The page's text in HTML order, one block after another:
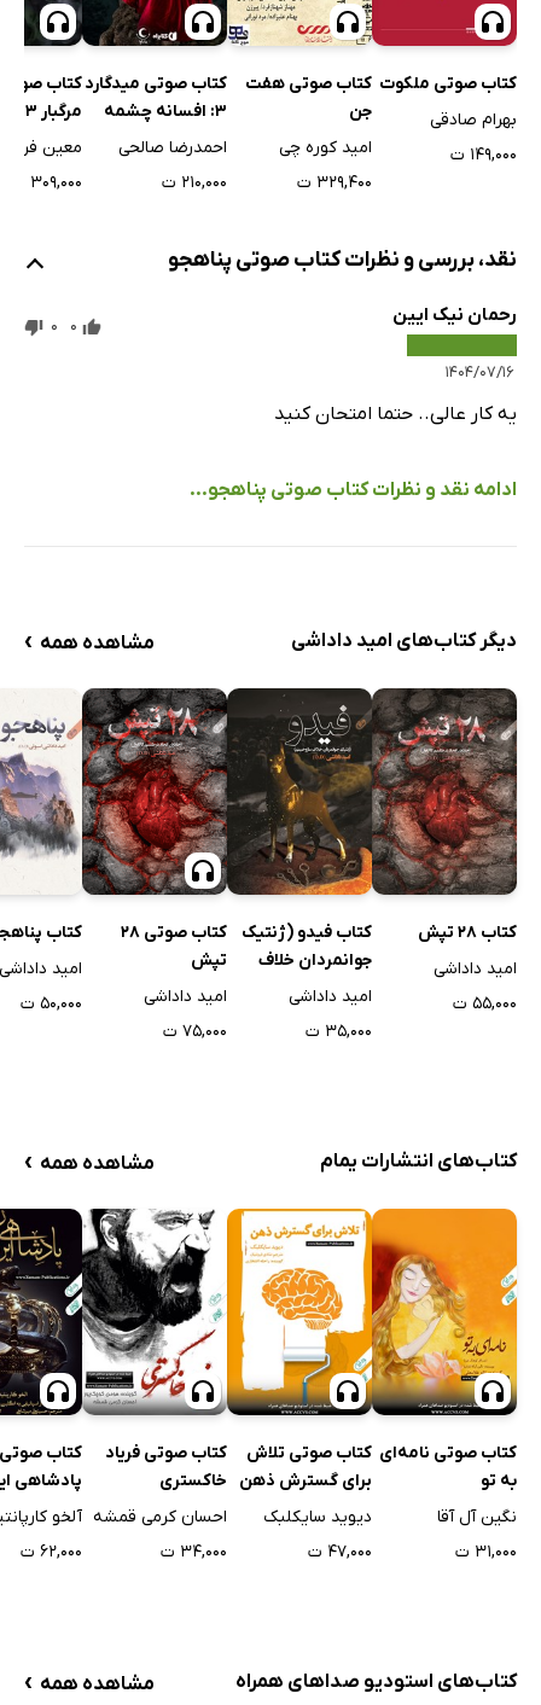
کتاب صوتی ملکوت
بهرام صادقی
۱۴۹,۰۰۰ ت
کتاب صوتی هفت
جن
امید کوره چی
۳۲۹,۴۰۰ ت
کتاب صوتی میدگارد
3: افسانه چشمه
کوه مشرق
احمدرضا صالحی
۲۱۰,۰۰۰ ت
کتاب
مرگبار 3: سه 2
معین فرد
۳۰۹,۰۰۰ ت
نقد، بررسی و نظرات کتاب صوتی پناهجو
رحمان نیک ایین
۱۴۰۴/۰۷/۱۶
0
0
یه کار عالی.. حتما امتحان کنید
ادامه نقد و نظرات کتاب صوتی پناهجو...
دیگر کتاب‌های امید داداشی مشاهده همه ›
کتاب 28 تپش
امید داداشی
۵۵,۰۰۰ ت
کتاب فیدو (ژنتیک
جوانمردان خلاف
مازوخیسم)
امید داداشی
۳۵,۰۰۰ ت
کتاب صوتی 28
تپش
امید داداشی
۷۵,۰۰۰ ت
کتاب
امید داداشی
۵۰,۰۰۰ ت
کتاب‌های انتشارات یمام مشاهده همه ›
کتاب صوتی نامه‌ای
به تو
نگین آل آقا
۳۱,۰۰۰ ت
کتاب صوتی تلاش
برای گسترش ذهن
انسان
دیوید سایکلبک
۴۷,۰۰۰ ت
کتاب صوتی فریاد
خاکستری
احسان کرمی قمشه
۳۴,۰۰۰ ت
کتاب صوتی
پادشاهی
آلخو
۶۲,۰۰۰ ت
کتاب‌های استودیو صداهای همراه مشاهده همه ›